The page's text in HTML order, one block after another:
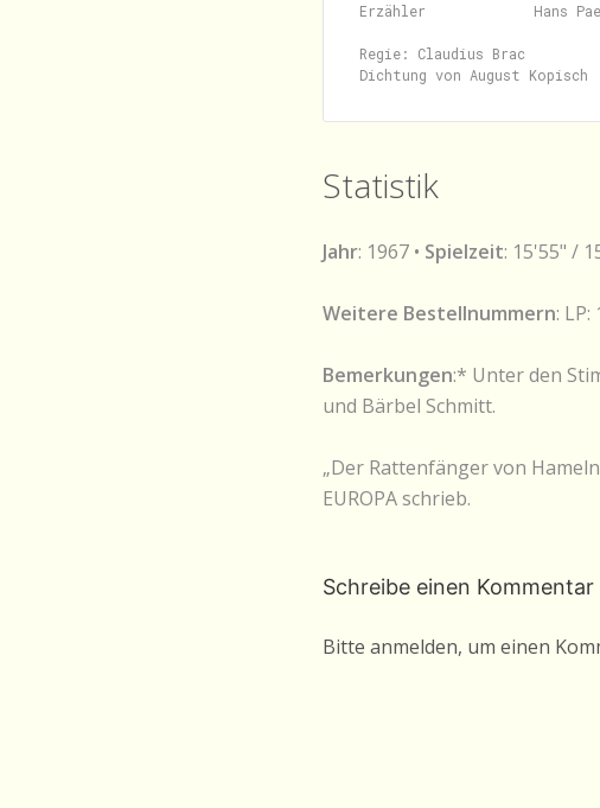
Erzähler             Hans
Regie: Claudius Brac
Statistik
Jahr: 1967 • Spielzeit: 15'55" /
Weitere Bestellnummern: LP:
Bemerkungen:* Unter den
und Bärbel Schmitt.
„Der Rattenfänger von
EUROPA schrieb.
Schreibe einen Kommentar
Bitte anmelden, um einen